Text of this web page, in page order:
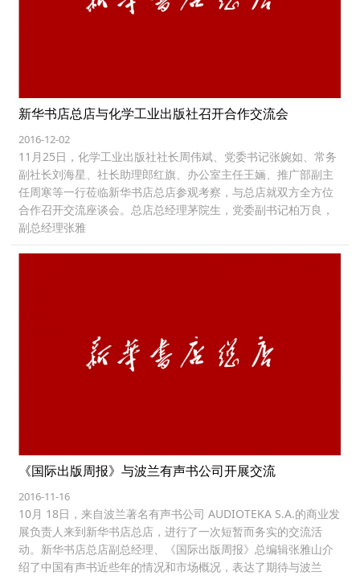
新华书店总店与化学工业出版社召开合作交流会
2016-12-02
11月25日，化学工业出版社社长周伟斌、党委书记张婉如、常务
副社长刘海星、社长助理郎红旗、办公室主任王婳、推广部副主
任周寒等一行莅临新华书店总店参观考察，与总店就双方全方位
合作召开交流座谈会。总店总经理茅院生，党委副书记柏万良，
副总经理张雅
《国际出版周报》与波兰有声书公司开展交流
2016-11-16
10月 18日，来自波兰著名有声书公司 AUDIOTEKA S.A.的商业发
展负责人来到新华书店总店，进行了一次短暂而务实的交流活
动。新华书店总店副总经理、《国际出版周报》总编辑张雅山介
绍了中国有声书近些年的情况和市场概况，表达了期待与波兰